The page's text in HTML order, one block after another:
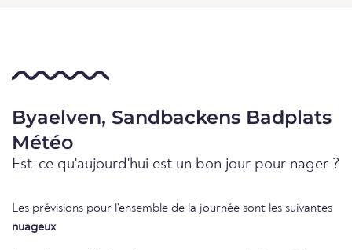
Byaelven, Sandbackens Badplats
Météo
Est-ce qu'aujourd'hui est un bon jour pour nager ?
Les prévisions pour l'ensemble de la journée sont les suivantes
nuageux